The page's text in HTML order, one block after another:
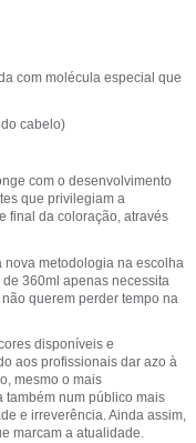
com molécula especial que
cabelo)
com o desenvolvimento
que privilegiam a
final da coloração, através
nova metodologia na escolha
360ml apenas necessita
querem perder tempo na
disponíveis e
aos profissionais dar azo à
mesmo o mais
também num público mais
e irreverência. Ainda assim,
marcam a atualidade.